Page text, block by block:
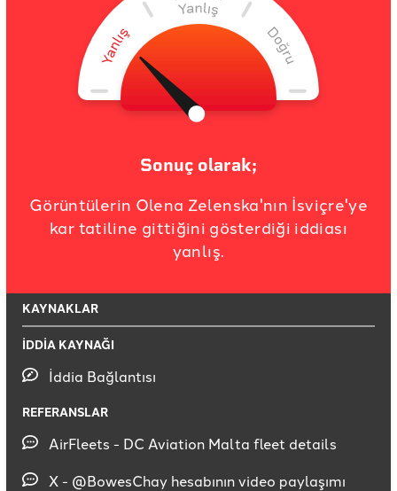
Sonuç olarak;
Görüntülerin Olena Zelenska'nın İsviçre'ye
kar tatiline gittiğini gösterdiği iddiası
yanlış.
KAYNAKLAR
İDDİA KAYNAĞI
İddia Bağlantısı
REFERANSLAR
AirFleets - DC Aviation Malta fleet details
X - @BowesChay hesabının video paylaşımı